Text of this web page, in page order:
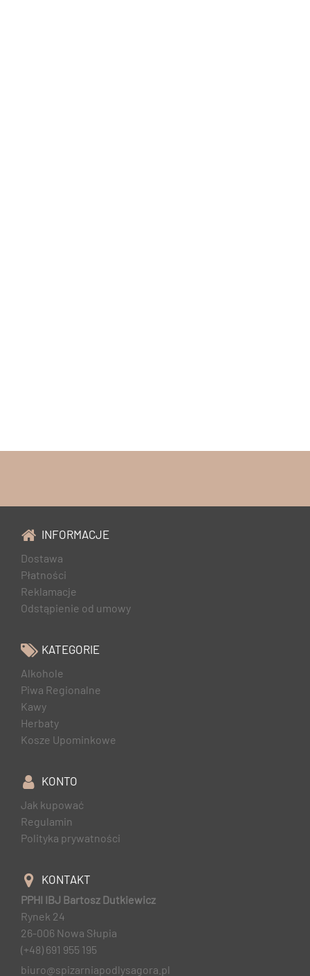
INFORMACJE
Dostawa
Płatności
Reklamacje
Odstąpienie od umowy
KATEGORIE
Alkohole
Piwa Regionalne
Kawy
Herbaty
Kosze Upominkowe
KONTO
Jak kupować
Regulamin
Polityka prywatności
KONTAKT
PPHI IBJ Bartosz Dutkiewicz
Rynek 24
26-006 Nowa Słupia
(+48) 691 955 195
biuro@spizarniapodlysagora.pl